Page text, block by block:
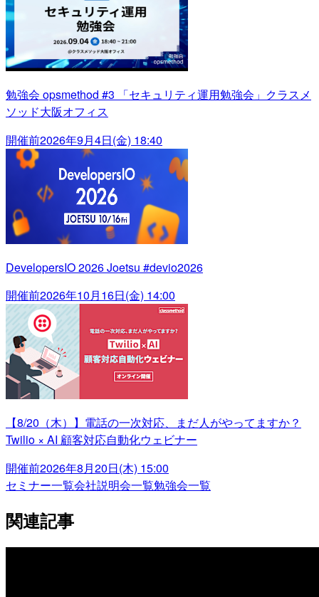
勉強会 opsmethod #3 「セキュリティ運用勉強会」クラスメ
ソッド大阪オフィス
開催前2026年9月4日(金) 18:40
DevelopersIO 2026 Joetsu #devio2026
開催前2026年10月16日(金) 14:00
【8/20（木）】電話の一次対応、まだ人がやってますか？
Twilio × AI 顧客対応自動化ウェビナー
開催前2026年8月20日(木) 15:00
セミナー一覧会社説明会一覧勉強会一覧
関連記事